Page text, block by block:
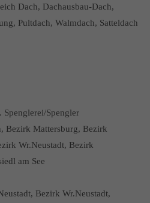
Dach, Dachausbau-Dach,
Pultdach, Walmdach, Satteldach
Spenglerei/Spengler
Bezirk Mattersburg, Bezirk
Wr.Neustadt, Bezirk
am See
Bezirk Wr.Neustadt,